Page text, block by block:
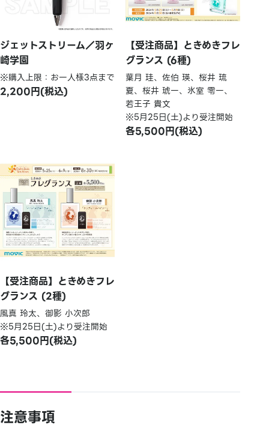
ジェットストリーム／羽ヶ
崎学園
※購入上限：お一人様3点まで
2,200円(税込)
【受注商品】ときめきフレ
グランス (6種)
葉月 珪、佐伯 瑛、桜井 琉
夏、桜井 琥一、氷室 零一、
若王子 貴文
※5月25日(土)より受注開始
各5,500円(税込)
【受注商品】ときめきフレ
グランス (2種)
風真 玲太、御影 小次郎
※5月25日(土)より受注開始
各5,500円(税込)
注意事項